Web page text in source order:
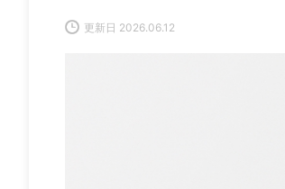
更新日 2026.06.12